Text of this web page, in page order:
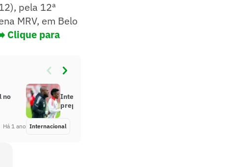
pela 12ª
MRV, em Belo
Clique para
no
Há 1 ano
Internacional: Carbonero é
preparado para retornar em julho
Internacional